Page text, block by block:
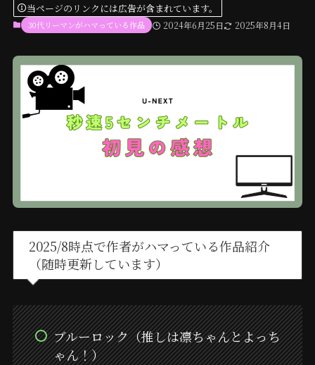
当ページのリンクには広告が含まれています。
30代リーマンがハマっている作品 2024年6月25日 2025年8月4日
2025/8時点で作者がハマっている作品紹介
（随時更新しています）
ブルーロック（推しは凛ちゃんとよっち
ゃん！）